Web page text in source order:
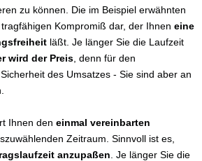
zu können. Die im Beispiel erwähnten
Kompromiß dar, der Ihnen eine
läßt. Je länger Sie die Laufzeit
wird der Preis , denn für den
des Umsatzes - Sie sind aber an
Ihnen den einmal vereinbarten
Zeitraum. Sinnvoll ist es,
anzupaßen . Je länger Sie die